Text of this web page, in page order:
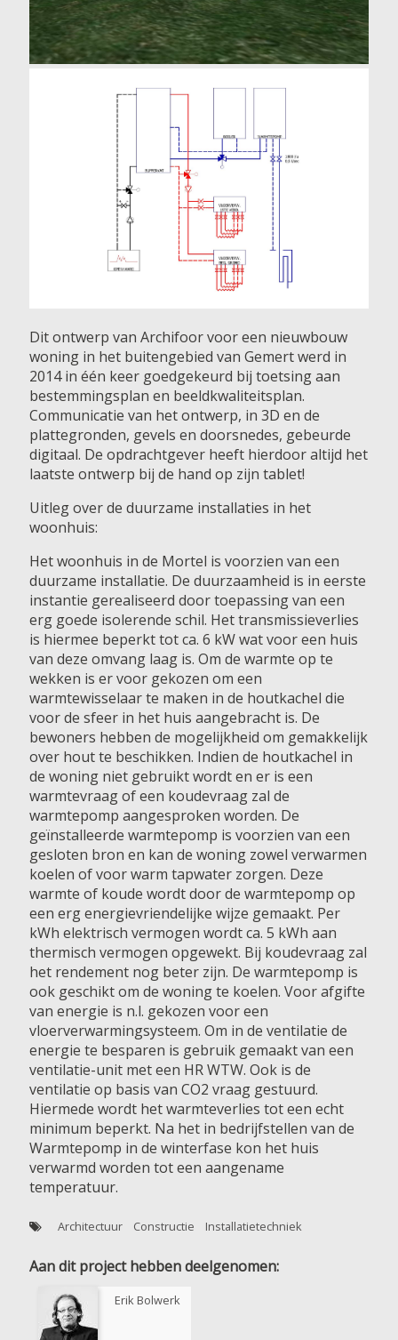
Dit ontwerp van Archifoor voor een nieuwbouw
woning in het buitengebied van Gemert werd in
2014 in één keer goedgekeurd bij toetsing aan
bestemmingsplan en beeldkwaliteitsplan.
Communicatie van het ontwerp, in 3D en de
plattegronden, gevels en doorsnedes, gebeurde
digitaal. De opdrachtgever heeft hierdoor altijd het
laatste ontwerp bij de hand op zijn tablet!
Uitleg over de duurzame installaties in het
woonhuis:
Het woonhuis in de Mortel is voorzien van een
duurzame installatie. De duurzaamheid is in eerste
instantie gerealiseerd door toepassing van een
erg goede isolerende schil. Het transmissieverlies
is hiermee beperkt tot ca. 6 kW wat voor een huis
van deze omvang laag is. Om de warmte op te
wekken is er voor gekozen om een
warmtewisselaar te maken in de houtkachel die
voor de sfeer in het huis aangebracht is. De
bewoners hebben de mogelijkheid om gemakkelijk
over hout te beschikken. Indien de houtkachel in
de woning niet gebruikt wordt en er is een
warmtevraag of een koudevraag zal de
warmtepomp aangesproken worden. De
geïnstalleerde warmtepomp is voorzien van een
gesloten bron en kan de woning zowel verwarmen
koelen of voor warm tapwater zorgen. Deze
warmte of koude wordt door de warmtepomp op
een erg energievriendelijke wijze gemaakt. Per
kWh elektrisch vermogen wordt ca. 5 kWh aan
thermisch vermogen opgewekt. Bij koudevraag zal
het rendement nog beter zijn. De warmtepomp is
ook geschikt om de woning te koelen. Voor afgifte
van energie is n.l. gekozen voor een
vloerverwarmingsysteem. Om in de ventilatie de
energie te besparen is gebruik gemaakt van een
ventilatie-unit met een HR WTW. Ook is de
ventilatie op basis van CO2 vraag gestuurd.
Hiermede wordt het warmteverlies tot een echt
minimum beperkt. Na het in bedrijfstellen van de
Warmtepomp in de winterfase kon het huis
verwarmd worden tot een aangename
temperatuur.
Architectuur Constructie Installatietechniek
Aan dit project hebben deelgenomen:
Erik Bolwerk